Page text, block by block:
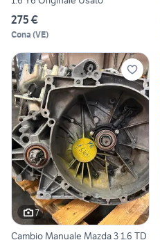
275 €
Cona (VE)
7
Cambio Manuale Mazda 3 1.6 TD